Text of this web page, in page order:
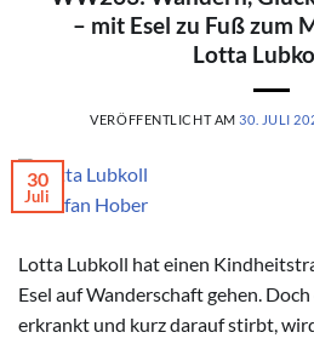
– mit Esel zu Fuß zum
Lotta
VERÖFFENTLICHT AM30. JULI
© Stefan Hober
30
Juli
Lotta Lubkoll hat einen
Esel auf Wanderschaft gehen.
erkrankt und kurz darauf stirbt,